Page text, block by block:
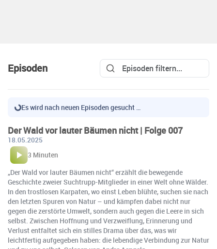
Episoden
Es wird nach neuen Episoden gesucht …
Der Wald vor lauter Bäumen nicht | Folge 007
18.05.2025
3 Minuten
„Der Wald vor lauter Bäumen nicht“ erzählt die bewegende
Geschichte zweier Suchtrupp-Mitglieder in einer Welt ohne Wälder.
In den trostlosen Karpaten, wo einst Leben blühte, suchen sie nach
den letzten Spuren von Natur – und kämpfen dabei nicht nur
gegen die zerstörte Umwelt, sondern auch gegen die Leere in sich
selbst. Zwischen Hoffnung und Verzweiflung, Erinnerung und
Verlust entfaltet sich ein stilles Drama über das, was wir
leichtfertig aufgegeben haben: die lebendige Verbindung zur Natur